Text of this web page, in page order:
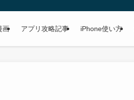
画 アプリ攻略記事 iPhone使い方